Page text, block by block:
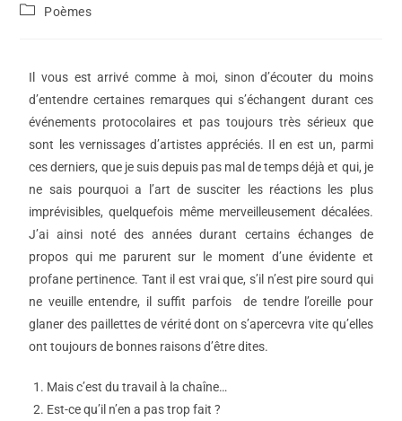
Poèmes
Il vous est arrivé comme à moi, sinon d’écouter du moins
d’entendre certaines remarques qui s’échangent durant ces
événements protocolaires et pas toujours très sérieux que
sont les vernissages d’artistes appréciés. Il en est un, parmi
ces derniers, que je suis depuis pas mal de temps déjà et qui, je
ne sais pourquoi a l’art de susciter les réactions les plus
imprévisibles, quelquefois même merveilleusement décalées.
J’ai ainsi noté des années durant certains échanges de
propos qui me parurent sur le moment d’une évidente et
profane pertinence. Tant il est vrai que, s’il n’est pire sourd qui
ne veuille entendre, il suffit parfois de tendre l’oreille pour
glaner des paillettes de vérité dont on s’apercevra vite qu’elles
ont toujours de bonnes raisons d’être dites.
Mais c’est du travail à la chaîne…
Est-ce qu’il n’en a pas trop fait ?